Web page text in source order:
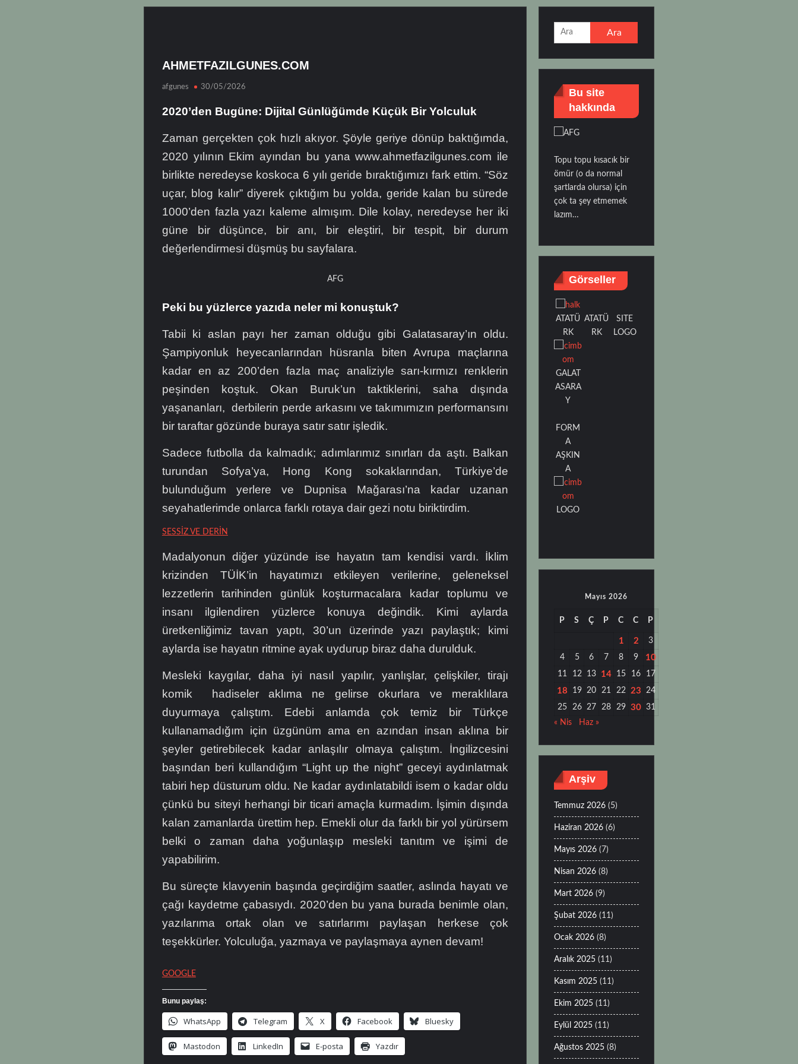
AHMETFAZILGUNES.COM
afgunes 30/05/2026
2020’den Bugüne: Dijital Günlüğümde Küçük Bir Yolculuk
Zaman gerçekten çok hızlı akıyor. Şöyle geriye dönüp baktığımda,
2020 yılının Ekim ayından bu yana www.ahmetfazilgunes.com ile
birlikte neredeyse koskoca 6 yılı geride bıraktığımızı fark ettim. “Söz
uçar, blog kalır” diyerek çıktığım bu yolda, geride kalan bu sürede
1000’den fazla yazı kaleme almışım. Dile kolay, neredeyse her iki
güne bir düşünce, bir anı, bir eleştiri, bir tespit, bir durum
değerlendirmesi düşmüş bu sayfalara.
AFG
Peki bu yüzlerce yazıda neler mi konuştuk?
Tabii ki aslan payı her zaman olduğu gibi Galatasaray’ın oldu.
Şampiyonluk heyecanlarından hüsranla biten Avrupa maçlarına
kadar en az 200’den fazla maç analiziyle sarı-kırmızı renklerin
peşinden koştuk. Okan Buruk’un taktiklerini, saha dışında
yaşananları, derbilerin perde arkasını ve takımımızın performansını
bir taraftar gözünde buraya satır satır işledik.
Sadece futbolla da kalmadık; adımlarımız sınırları da aştı. Balkan
turundan Sofya’ya, Hong Kong sokaklarından, Türkiye’de
bulunduğum yerlere ve Dupnisa Mağarası’na kadar uzanan
seyahatlerimde onlarca farklı rotaya dair gezi notu biriktirdim.
SESSİZ VE DERİN
Madalyonun diğer yüzünde ise hayatın tam kendisi vardı. İklim
krizinden TÜİK’in hayatımızı etkileyen verilerine, geleneksel
lezzetlerin tarihinden günlük koşturmacalara kadar toplumu ve
insanı ilgilendiren yüzlerce konuya değindik. Kimi aylarda
üretkenliğimiz tavan yaptı, 30’un üzerinde yazı paylaştık; kimi
aylarda ise hayatın ritmine ayak uydurup biraz daha durulduk.
Mesleki kaygılar, daha iyi nasıl yapılır, yanlışlar, çelişkiler, tirajı
komik hadiseler aklıma ne gelirse okurlara ve meraklılara
duyurmaya çalıştım. Edebi anlamda çok temiz bir Türkçe
kullanamadığım için üzgünüm ama en azından insan aklına bir
şeyler getirebilecek kadar anlaşılır olmaya çalıştım. İngilizcesini
başından beri kullandığım “Light up the night” geceyi aydınlatmak
tabiri hep düsturum oldu. Ne kadar aydınlatabildi isem o kadar oldu
çünkü bu siteyi herhangi bir ticari amaçla kurmadım. İşimin dışında
kalan zamanlarda ürettim hep. Emekli olur da farklı bir yol yürürsem
belki o zaman daha yoğunlaşıp mesleki tanıtım ve işimi de
yapabilirim.
Bu süreçte klavyenin başında geçirdiğim saatler, aslında hayatı ve
çağı kaydetme çabasıydı. 2020’den bu yana burada benimle olan,
yazılarıma ortak olan ve satırlarımı paylaşan herkese çok
teşekkürler. Yolculuğa, yazmaya ve paylaşmaya aynen devam!
GOOGLE
Bunu paylaş:
WhatsApp Telegram X Facebook Bluesky
Mastodon LinkedIn E-posta Yazdır
Arama:
Bu site
hakkında
Topu topu kısacık bir
ömür (o da normal
şartlarda olursa) için
çok ta şey etmemek
lazım…
Görseller
ATATÜ
RK
ATATÜ
RK
SITE
LOGO
GALAT
ASARA
Y
FORM
A
AŞKIN
A
LOGO
Mayıs 2026
P S Ç P C C P
1 2
3
4
5 6 7 8 9 10
11 12 13 14 15 16 17
18 19 20 21 22 23
24
25
26 27 28 29 30 31
« Nis
Haz »
Arşiv
Temmuz 2026 (5)
Haziran 2026 (6)
Mayıs 2026 (7)
Nisan 2026 (8)
Mart 2026 (9)
Şubat 2026 (11)
Ocak 2026 (8)
Aralık 2025 (11)
Kasım 2025 (11)
Ekim 2025 (11)
Eylül 2025 (11)
Ağustos 2025 (8)